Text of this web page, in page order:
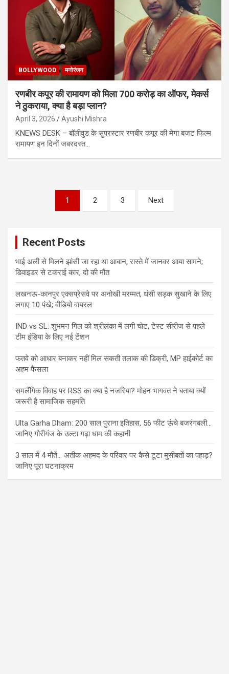
BOLLYWOOD मनोरंजन
रणबीर कपूर की रामायण को मिला 700 करोड़ का ऑफर, मेकर्स
ने ठुकराया, क्या है बड़ा प्लान?
April 3, 2026 Ayushi Mishra
KNEWS DESK – बॉलीवुड के सुपरस्टार रणबीर कपूर की मेगा बजट फिल्म
रामायण इन दिनों जबरदस्त…
pagination
1 2 3 Next
Recent Posts
भाई अली से मिलने झांसी जा रहा था आबान, रास्ते में जानवर आया सामने;
डिवाइडर से टकराई कार, दो की मौत
लखनऊ-कानपुर एक्सप्रेसवे पर अनोखी मरम्मत, धंसी सड़क सुखाने के लिए
लगाए 10 पंखे; वीडियो वायरल
IND vs SL: शुभमन गिल को श्रीलंका में लगी चोट, टेस्ट सीरीज से पहले
टीम इंडिया के लिए नई टेंशन
फतवे को आधार बनाकर नहीं मिल सकती तलाक की डिक्री, MP हाईकोर्ट का
अहम फैसला
समलैंगिक विवाह पर RSS का क्या है नजरिया? मोहन भागवत ने बताया क्यों
जरूरी है सामाजिक सहमति
Ulta Garha Dham: 200 साल पुराना इतिहास, 56 फीट ऊंचे बजरंगबली…
जानिए गौरीगंज के उल्टा गढ़ा धाम की कहानी
3 साल में 4 मौतें… अतीक अहमद के परिवार पर कैसे टूटा मुसीबतों का पहाड़?
जानिए पूरा घटनाक्रम